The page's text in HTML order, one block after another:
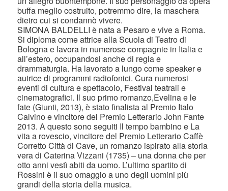
buffa meglio costruito, potremmo dire, la maschera
dietro cui si condannò vivere.
SIMONA BALDELLI è nata a Pesaro e vive a Roma.
Si diploma come attrice alla Scuola di Teatro di
Bologna e lavora in numerose compagnie in Italia e
all’estero, occupandosi anche di regia e
drammaturgia. Ha lavorato a lungo come speaker e
autrice di programmi radiofonici. Cura numerosi
eventi di cultura e spettacolo, Festival teatrali e
cinematografici. Il suo primo romanzo,Evelina e le
fate (Giunti, 2013), è stato finalista al Premio Italo
Calvino e vincitore del Premio Letterario John Fante
2013. A questo sono seguiti Il tempo bambino e La
vita a rovescio, vincitore del Premio Letterario Caffè
Corretto Città di Cave, un romanzo ispirato alla storia
vera di Caterina Vizzani (1735) – una donna che per
otto anni vestì abiti da uomo. L’ultimo spartito di
Rossini è il suo omaggio a uno degli uomini più
grandi della storia della musica.